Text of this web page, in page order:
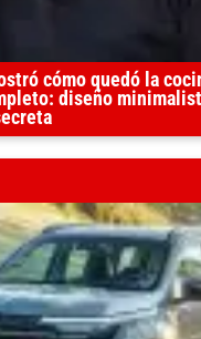
cómo quedó la
diseño